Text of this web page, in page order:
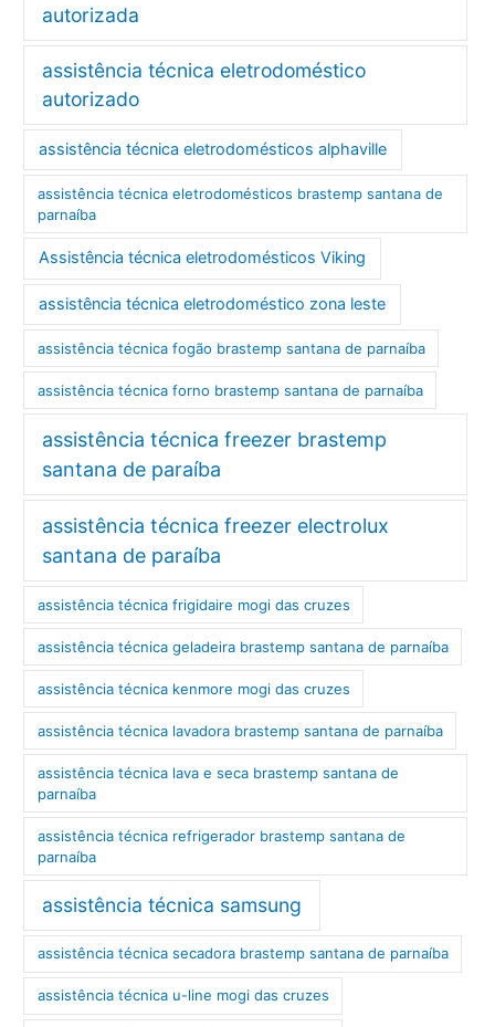
autorizada
assistência técnica eletrodoméstico
autorizado
assistência técnica eletrodomésticos alphaville
assistência técnica eletrodomésticos brastemp santana de
parnaíba
Assistência técnica eletrodomésticos Viking
assistência técnica eletrodoméstico zona leste
assistência técnica fogão brastemp santana de parnaíba
assistência técnica forno brastemp santana de parnaíba
assistência técnica freezer brastemp
santana de paraíba
assistência técnica freezer electrolux
santana de paraíba
assistência técnica frigidaire mogi das cruzes
assistência técnica geladeira brastemp santana de parnaíba
assistência técnica kenmore mogi das cruzes
assistência técnica lavadora brastemp santana de parnaíba
assistência técnica lava e seca brastemp santana de
parnaíba
assistência técnica refrigerador brastemp santana de
parnaíba
assistência técnica samsung
assistência técnica secadora brastemp santana de parnaíba
assistência técnica u-line mogi das cruzes